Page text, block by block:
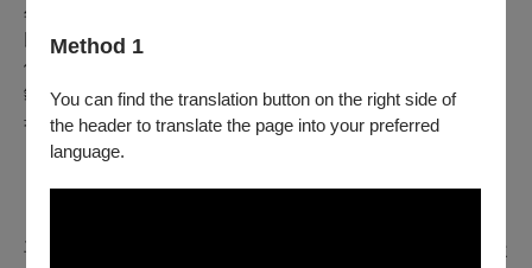
Method 1
You can find the translation button on the right side of
the header to translate the page into your preferred
language.
年度新發行榮譽提名。這次不僅將登台現場演奏，亦徹底顛覆
以往的表演方式：
使用他最熟悉鋼琴，更沒有預置鋼琴（Prepared Piano）也不預
錄。而是憑著小提琴、口風琴與各種琳瑯滿目的物件，一個人用肉
身原音與荒謬劇台詞搏鬥
再拒劇團2002年由臺灣80後世代不同領域藝術家組成，早年從